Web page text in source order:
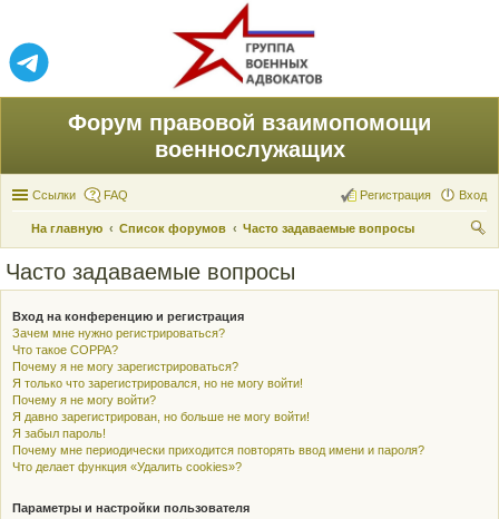
Форум правовой взаимопомощи
военнослужащих
Ссылки FAQ Вход
Регистрация
На главную Список форумов
Часто задаваемые вопросы
Часто задаваемые вопросы
Вход на конференцию и регистрация
Зачем мне нужно регистрироваться?
Что такое COPPA?
Почему я не могу зарегистрироваться?
Я только что зарегистрировался, но не могу войти!
Почему я не могу войти?
Я давно зарегистрирован, но больше не могу войти!
Я забыл пароль!
Почему мне периодически приходится повторять ввод имени и пароля?
Что делает функция «Удалить cookies»?
Параметры и настройки пользователя